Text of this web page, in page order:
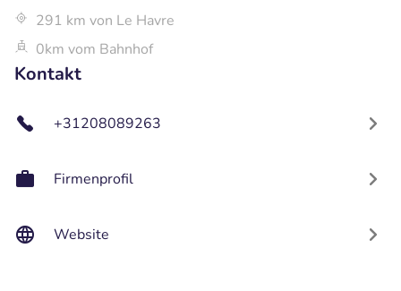
291 km von Le Havre
0km vom Bahnhof
Kontakt
+31208089263
Firmenprofil
Website